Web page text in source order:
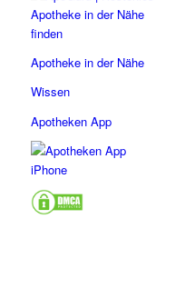
Apotheke in der Nähe
Wissen
Apotheken App